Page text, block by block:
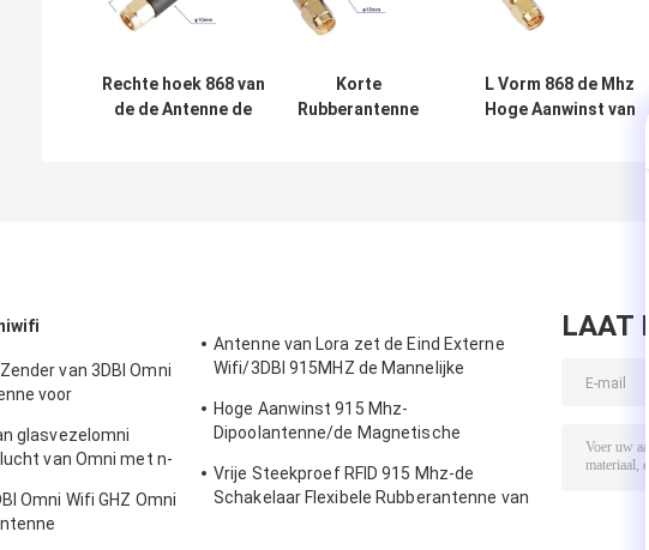
Rechte hoek 868 van
de de Antenne de
Korte
Rubberantenne
L Vorm 868 de Mhz
Hoge Aanwinst van
van 3DBI Omni
voor
glasvezelomni
van Omni met n-
Omni Wifi GHZ Omni
Antenne van Lora zet de Eind Externe
Wifi/3DBI 915MHZ de Mannelijke
Hoge Aanwinst 915 Mhz-
Dipoolantenne/de Magnetische
Vrije Steekproef RFID 915 Mhz-de
Schakelaar Flexibele Rubberantenne van
LAAT